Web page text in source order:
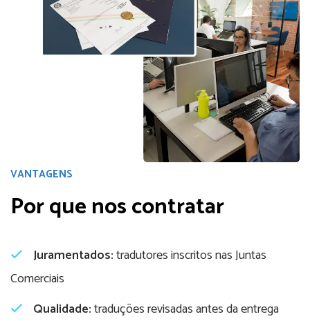
VANTAGENS
Por que nos contratar
Juramentados:tradutores inscritos nas Juntas
Comerciais
Qualidade:traduções revisadas antes da entrega